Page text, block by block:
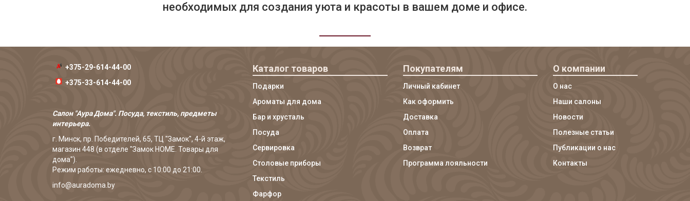
необходимых для создания уюта и красоты в вашем доме и офисе.
+375-29-614-44-00
+375-33-614-44-00
Салон "Аура Дома". Посуда, текстиль, предметы
интерьера.
г. Минск, пр. Победителей, 65, ТЦ "Замок", 4-й этаж,
магазин 448 (в отделе "Замок HOME. Товары для
дома").
Режим работы: ежедневно, с 10:00 до 21:00.
info@auradoma.by
Каталог товаров
Подарки
Ароматы для дома
Бар и хрусталь
Посуда
Сервировка
Столовые приборы
Текстиль
Фарфор
Покупателям
Личный кабинет
Как оформить
Доставка
Оплата
Возврат
Программа лояльности
О компании
О нас
Наши салоны
Новости
Полезные статьи
Публикации о нас
Контакты